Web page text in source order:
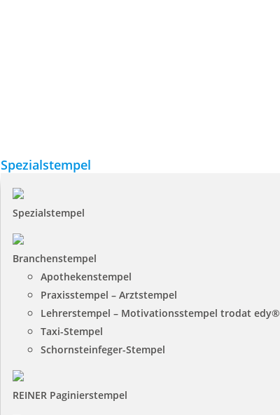
Spezialstempel
Spezialstempel
Branchenstempel
Apothekenstempel
Praxisstempel – Arztstempel
Lehrerstempel – Motivationsstempel trodat edy®
Taxi-Stempel
Schornsteinfeger-Stempel
REINER Paginierstempel